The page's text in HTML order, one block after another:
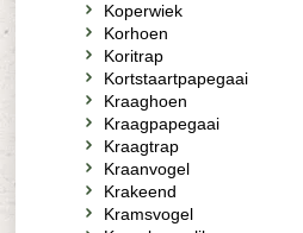
Koperwiek
Korhoen
Koritrap
Kortstaartpapegaai
Kraaghoen
Kraagpapegaai
Kraagtrap
Kraanvogel
Krakeend
Kramsvogel